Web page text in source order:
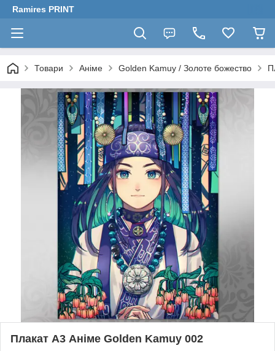
Ramires PRINT
Товари Аніме Golden Kamuy / Золоте божество
Плакат А3 Аніме Golden Kamuy 002